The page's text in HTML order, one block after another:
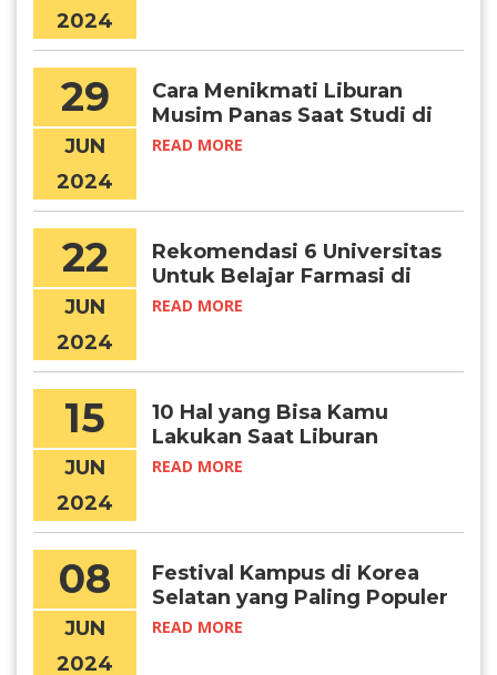
2024
29
JUN
2024
Cara Menikmati Liburan
Musim Panas Saat Studi di
Korea
READ MORE
22
JUN
2024
Rekomendasi 6 Universitas
Untuk Belajar Farmasi di
Korea
READ MORE
15
JUN
2024
10 Hal yang Bisa Kamu
Lakukan Saat Liburan
Musim Panas di Korea
READ MORE
08
JUN
2024
Festival Kampus di Korea
Selatan yang Paling Populer
READ MORE